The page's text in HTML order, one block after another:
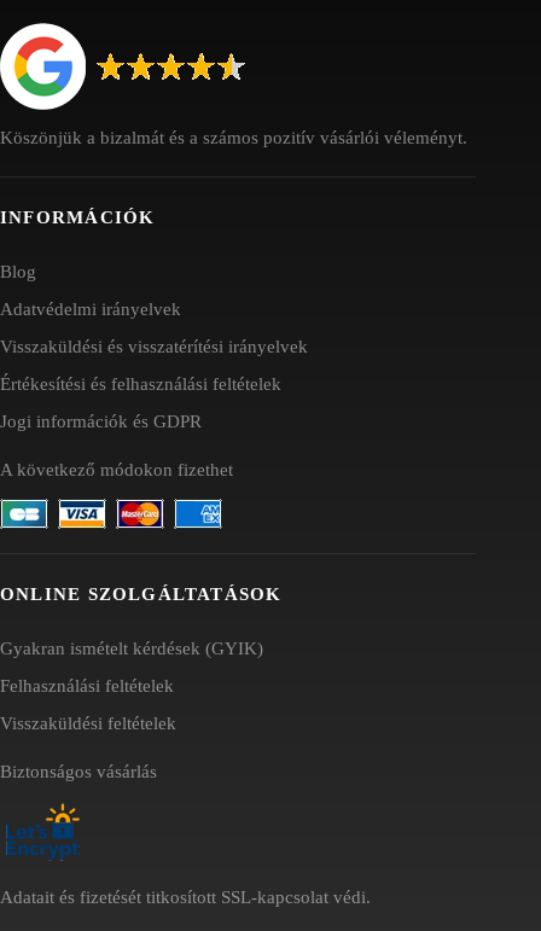
Köszönjük a bizalmát és a számos pozitív vásárlói véleményt.
INFORMÁCIÓK
Blog
Adatvédelmi irányelvek
Visszaküldési és visszatérítési irányelvek
Értékesítési és felhasználási feltételek
Jogi információk és GDPR
A következő módokon fizethet
ONLINE SZOLGÁLTATÁSOK
Gyakran ismételt kérdések (GYIK)
Felhasználási feltételek
Visszaküldési feltételek
Biztonságos vásárlás
Adatait és fizetését titkosított SSL-kapcsolat védi.